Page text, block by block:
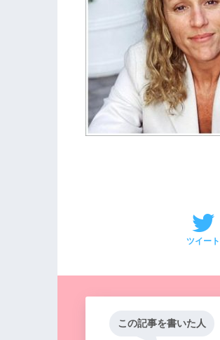
ツイート
この記事を書いた人